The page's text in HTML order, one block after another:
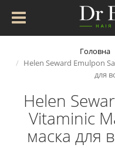
Головна
Helen Seward Emulpon
для
Helen
Vitaminic
маска для